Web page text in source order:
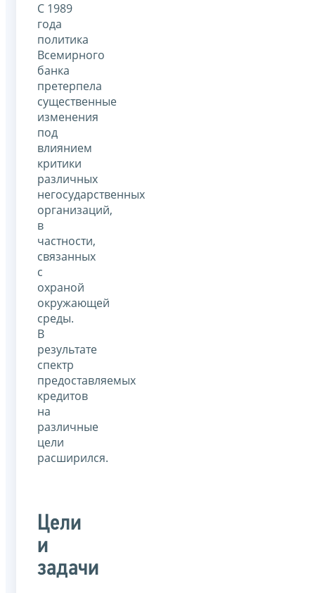
С 1989
года
политика
Всемирного
банка
претерпела
существенные
изменения
под
влиянием
критики
различных
негосударственных
организаций,
в
частности,
связанных
с
охраной
окружающей
среды.
В
результате
спектр
предоставляемых
кредитов
на
различные
цели
расширился.
Цели
и
задачи